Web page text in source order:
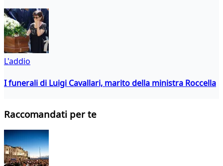
L'addio
I funerali di Luigi Cavallari, marito della ministra Roccella
Raccomandati per te